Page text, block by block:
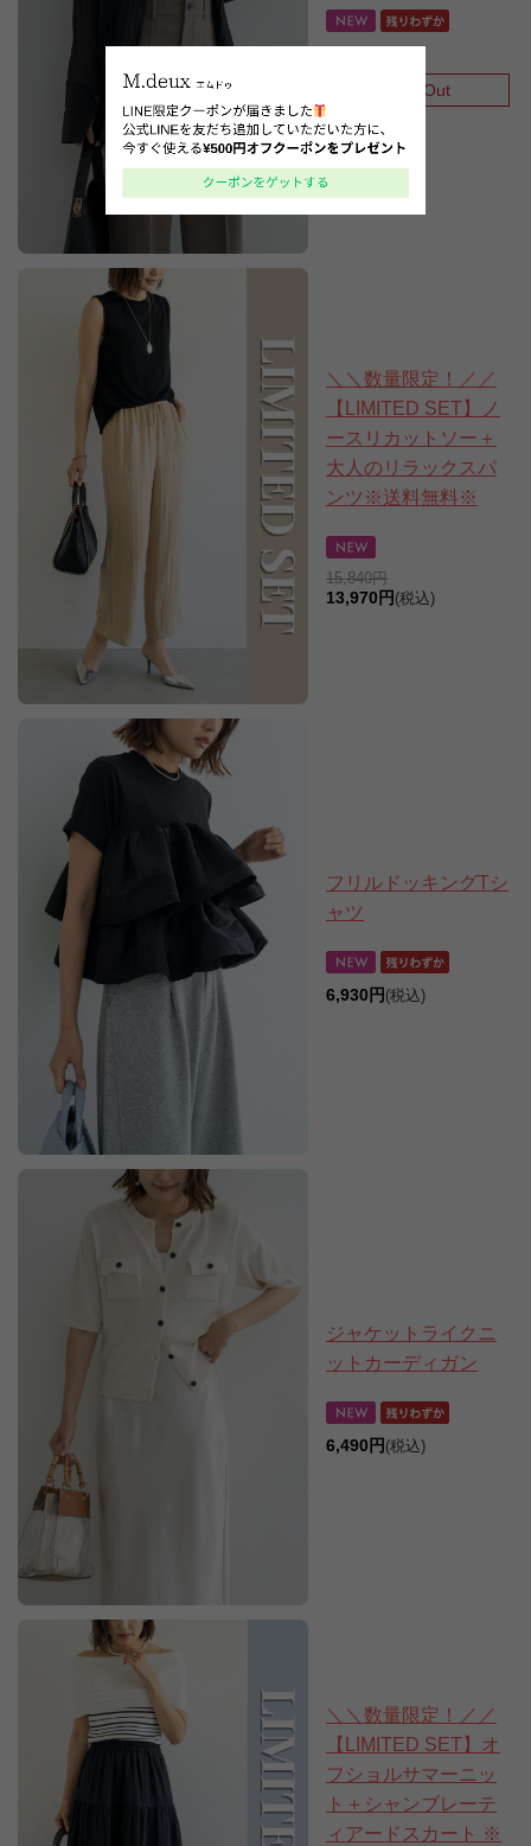
Sold Out
7,920円
＼＼数量限定！／／
【LIMITED SET】ノ
ースリカットソー＋
大人のリラックスパ
ンツ※送料無料※
15,840円
13,970円 (税込)
フリルドッキングTシ
ャツ
6,930円 (税込)
ジャケットライクニ
ットカーディガン
6,490円 (税込)
＼＼数量限定！／／
【LIMITED SET】オ
フショルサマーニッ
ト＋シャンブレーテ
ィアードスカート ※